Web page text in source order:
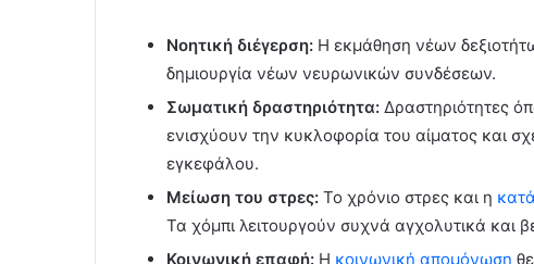
Νοητική διέγερση: Η εκμάθηση νέων
δημιουργία νέων νευρωνικών συνδέσεων.
Σωματική δραστηριότητα: Δραστηριότητες
ενισχύουν την κυκλοφορία του αίματος και
εγκεφάλου.
Μείωση του στρες: Το χρόνιο στρες και η
Τα χόμπι λειτουργούν συχνά αγχολυτικά και
Κοινωνική επαφή: Η κοινωνική απομόνωση